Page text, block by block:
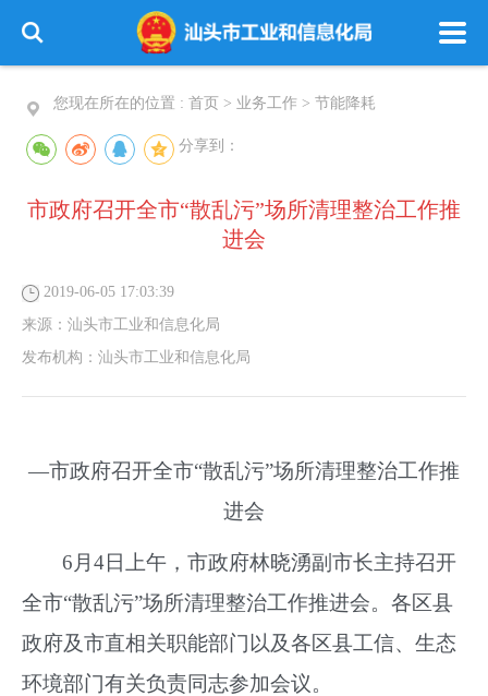
您现在所在的位置 : 首页 > 业务工作 > 节能降耗
分享到：
市政府召开全市“散乱污”场所清理整治工作推
进会
2019-06-05 17:03:39
来源： 汕头市工业和信息化局
发布机构： 汕头市工业和信息化局
—市政府召开全市“散乱污”场所清理整治工作推
进会
6月4日上午，市政府林晓湧副市长主持召开
全市“散乱污”场所清理整治工作推进会。各区县
政府及市直相关职能部门以及各区县工信、生态
环境部门有关负责同志参加会议。